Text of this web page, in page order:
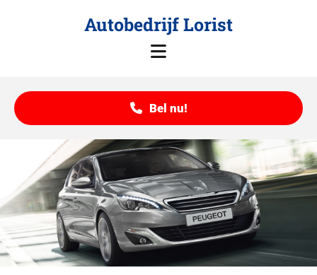
Autobedrijf Lorist
Bel nu!